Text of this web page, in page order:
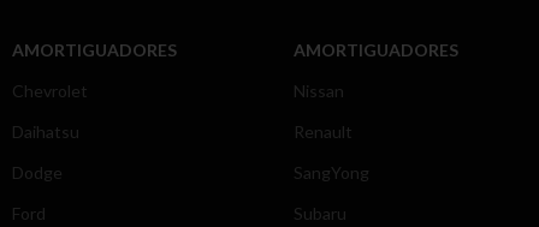
AMORTIGUADORES
Chevrolet
Daihatsu
Dodge
Ford
AMORTIGUADORES
Nissan
Renault
SangYong
Subaru